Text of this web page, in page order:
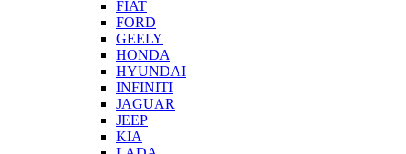
FIAT
FORD
GEELY
HONDA
HYUNDAI
INFINITI
JAGUAR
JEEP
KIA